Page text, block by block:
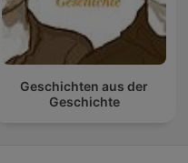
Geschichten aus der
Geschichte